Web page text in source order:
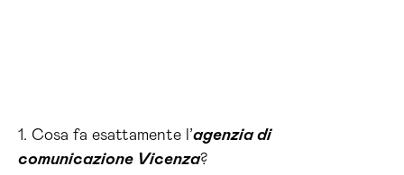
1. Cosa fa esattamente l’agenzia di
comunicazione Vicenza?